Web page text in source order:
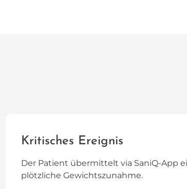
Kritisches Ereignis
Der Patient übermittelt via SaniQ-App
plötzliche Gewichtszunahme.